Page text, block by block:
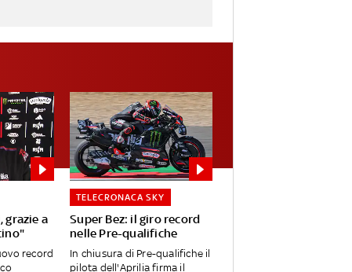
grazie a
record
Super Bez: il giro record
nelle Pre-qualifiche
TELECRONACA SKY
In chiusura di Pre-qualifiche il
pilota dell'Aprilia firma il